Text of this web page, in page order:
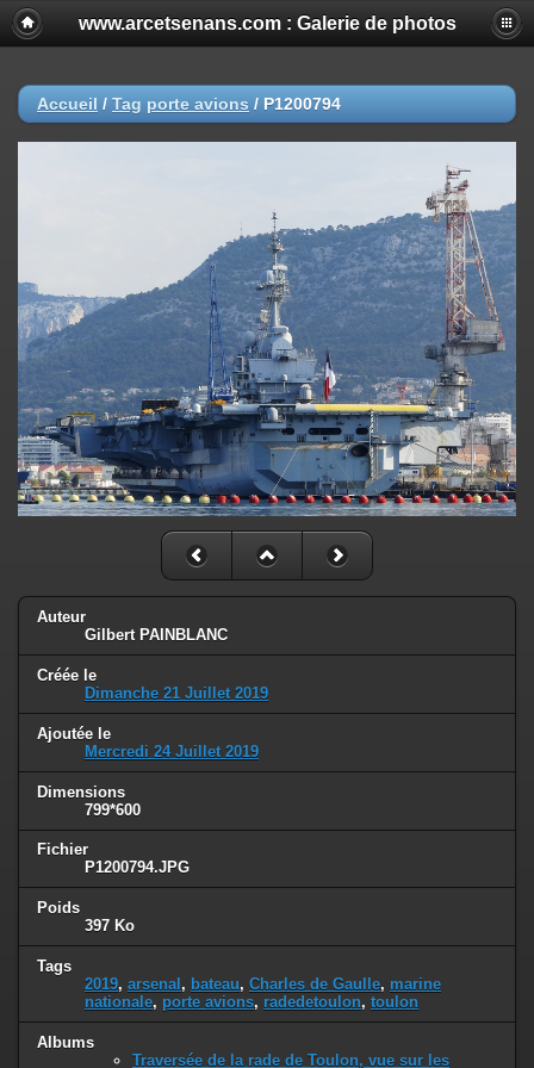
www.arcetsenans.com : Galerie de photos
Accueil / Tag porte avions / P1200794
Auteur
Gilbert PAINBLANC
Créée le
Dimanche 21 Juillet 2019
Ajoutée le
Mercredi 24 Juillet 2019
Dimensions
799*600
Fichier
P1200794.JPG
Poids
397 Ko
Tags
2019, arsenal , bateau, Charles de Gaulle, marine
nationale, porte avions, radedetoulon, toulon
Albums
Traversée de la rade de Toulon, vue sur les